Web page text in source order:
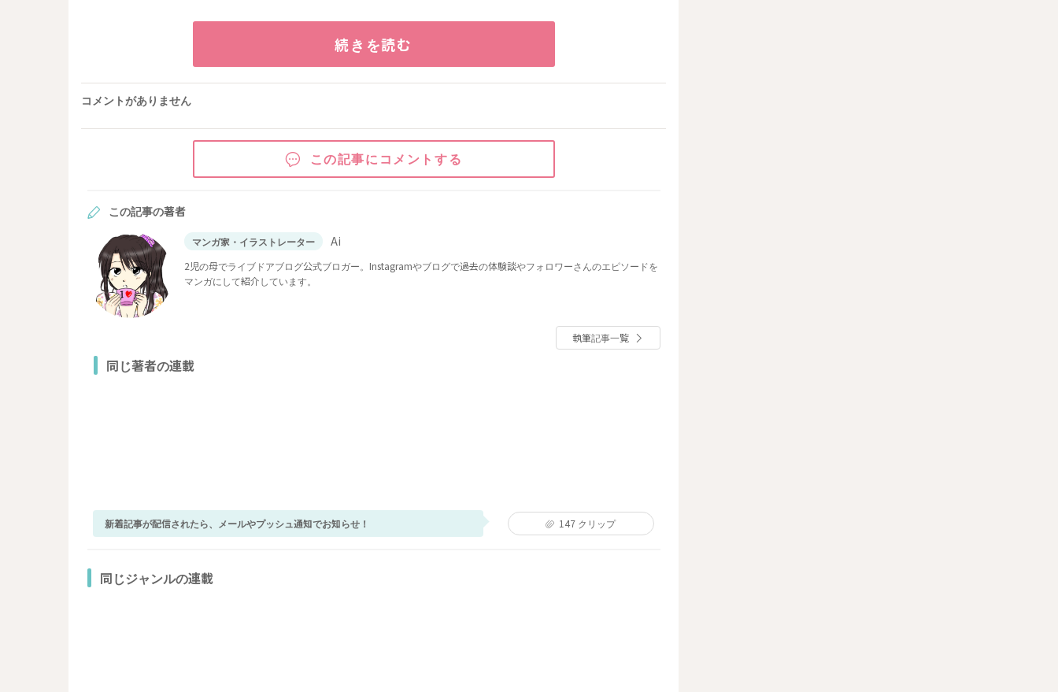
続きを読む
コメントがありません
この記事にコメントする
この記事の著者
マンガ家・イラストレーター Ai
2児の母でライブドアブログ公式ブロガー。Instagramやブログで過去の体験談やフォロワーさんのエピソードを
マンガにして紹介しています。
執筆記事一覧
同じ著者の連載
新着記事が配信されたら、メールやプッシュ通知でお知らせ！ 147 クリップ
同じジャンルの連載